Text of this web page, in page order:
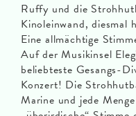
Ruffy und die
Kinoleinwand, diesmal
Eine allmächtige
Auf der Musikinsel
beliebteste Gesangs-
Konzert! Die
Marine und jede